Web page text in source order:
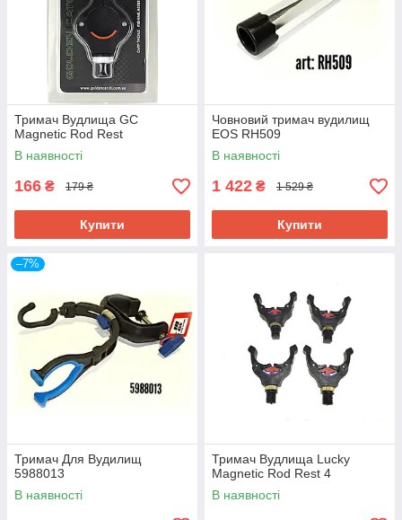
Тримач Вудлища GC
Magnetic Rod Rest
В наявності
166 ₴ 179 ₴
Купити
Човновий тримач вудилищ
EOS RH509
В наявності
1 422 ₴ 1 529 ₴
Купити
–7%
Тримач Для Вудилищ
5988013
В наявності
Тримач Вудлища Lucky
Magnetic Rod Rest 4
В наявності